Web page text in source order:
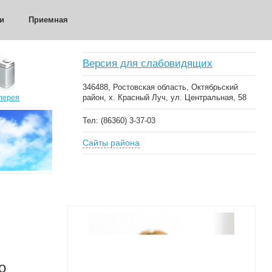
Приемная
Версия для слабовидящих
346488, Ростовская область, Октябрьский
район, х. Красный Луч, ул. Центральная, 58
Тел: (86360) 3-37-03
Сайты района